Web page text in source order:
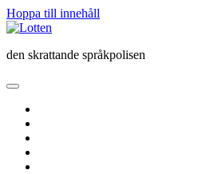
Hoppa till innehåll
Lotten
den skrattande språkpolisen
öppna
meny